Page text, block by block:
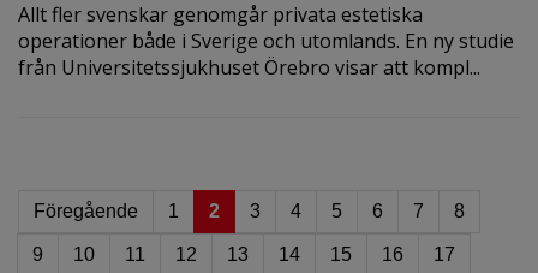
Allt fler svenskar genomgår privata estetiska
operationer både i Sverige och utomlands. En ny studie
från Universitetssjukhuset Örebro visar att kompl...
Föregående 1 2 3 4 5 6 7 8
9 10 11 12 13 14 15 16 17